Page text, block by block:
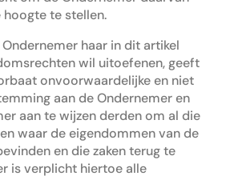
te stellen.
haar in dit artikel
wil uitoefenen, geeft
onvoorwaardelijke en niet
aan de Ondernemer en
aan te wijzen derden om al die
waar de eigendommen van de
en die zaken terug te
is verplicht hiertoe alle